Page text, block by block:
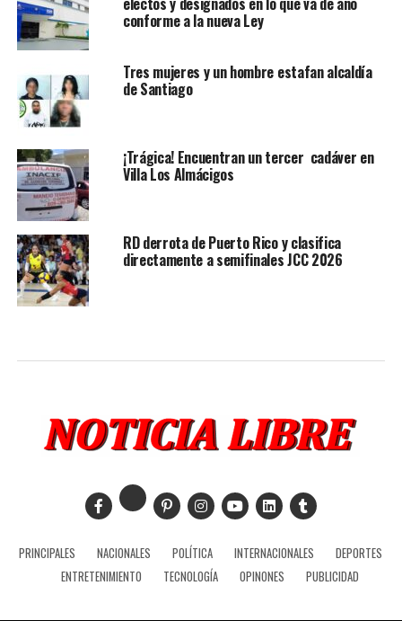
conforme a la nueva Ley
Tres mujeres y un hombre estafan alcaldía
de Santiago
¡Trágica! Encuentran un tercer cadáver en
Villa Los Almácigos
RD derrota de Puerto Rico y clasifica
directamente a semifinales JCC 2026
PRINCIPALES NACIONALES POLÍTICA INTERNACIONALES
DEPORTES
ENTRETENIMIENTO
TECNOLOGÍA OPINONES PUBLICIDAD